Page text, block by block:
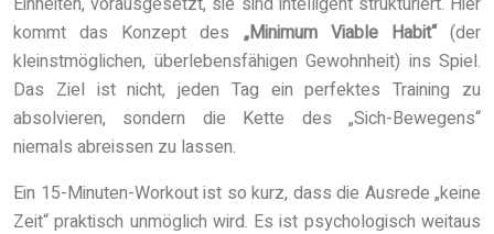
kommt das Konzept des „Minimum Viable Habit“(der
kleinstmöglichen, überlebensfähigen Gewohnheit) ins Spiel.
Das Ziel ist nicht, jeden Tag ein perfektes Training zu
absolvieren, sondern die Kette des „Sich-Bewegens“
niemals abreissen zu lassen.
Ein 15-Minuten-Workout ist so kurz, dass die Ausrede „keine
Zeit“ praktisch unmöglich wird. Es ist psychologisch weitaus